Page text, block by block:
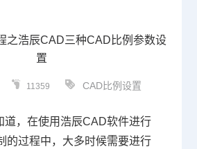
之浩辰CAD三种CAD比例参数设
置
11359 CAD比例设置
道，在使用浩辰CAD软件进行
的过程中，大多时候需要进行